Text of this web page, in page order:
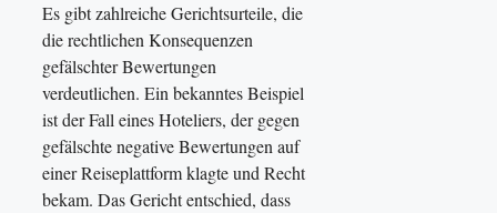
Es gibt zahlreiche Gerichtsurteile, die
die rechtlichen Konsequenzen
gefälschter Bewertungen
verdeutlichen. Ein bekanntes Beispiel
ist der Fall eines Hoteliers, der gegen
gefälschte negative Bewertungen auf
einer Reiseplattform klagte und Recht
bekam. Das Gericht entschied, dass